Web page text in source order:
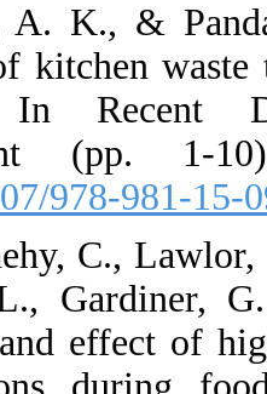
8. [8] Das, A.
utilisation of
digestion.
[DOI:10.1007/
9. [9]
Morrison, L.,
Synergism